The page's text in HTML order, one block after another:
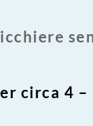
circa 4